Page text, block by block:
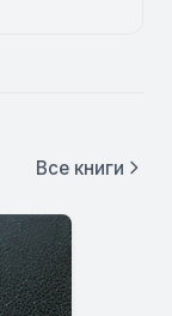
Все книги